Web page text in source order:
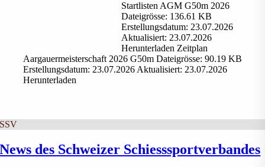
Startlisten AGM G50m 2026
Dateigrösse: 136.61 KB
Erstellungsdatum: 23.07.2026
Aktualisiert: 23.07.2026
Herunterladen Zeitplan
Aargauermeisterschaft 2026 G50m Dateigrösse: 90.19 KB
Erstellungsdatum: 23.07.2026 Aktualisiert: 23.07.2026
Herunterladen
SSV
News des Schweizer Schiesssportverbandes